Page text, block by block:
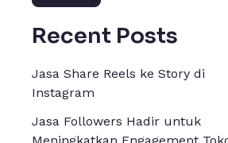
Recent Posts
Jasa Share Reels ke Story di
Instagram
Jasa Followers Hadir untuk